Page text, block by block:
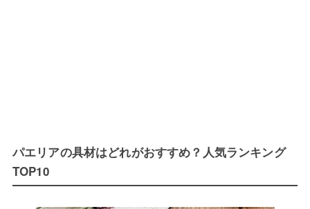
パエリアの具材はどれがおすすめ？人気ランキング
TOP10